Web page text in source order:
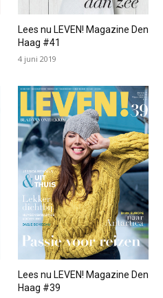
Lees nu LEVEN! Magazine Den
Haag #41
4 juni 2019
Lees nu LEVEN! Magazine Den
Haag #39